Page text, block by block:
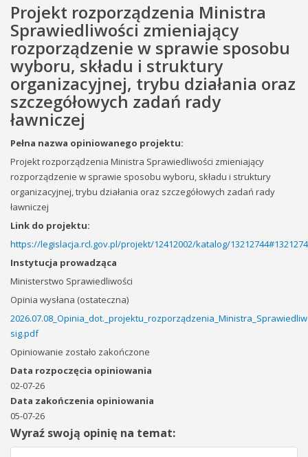
Projekt rozporządzenia Ministra
Sprawiedliwości zmieniający
rozporządzenie w sprawie sposobu
wyboru, składu i struktury
organizacyjnej, trybu działania oraz
szczegółowych zadań rady
ławniczej
Pełna nazwa opiniowanego projektu:
Projekt rozporządzenia Ministra Sprawiedliwości zmieniający
rozporządzenie w sprawie sposobu wyboru, składu i struktury
organizacyjnej, trybu działania oraz szczegółowych zadań rady
ławniczej
Link do projektu:
https://legislacja.rcl.gov.pl/projekt/12412002/katalog/
Instytucja prowadząca
Ministerstwo Sprawiedliwości
Opinia wysłana (ostateczna)
sig.pdf
Opiniowanie zostało zakończone
Data rozpoczęcia opiniowania
02-07-26
Data zakończenia opiniowania
05-07-26
Wyraź swoją opinię na temat: